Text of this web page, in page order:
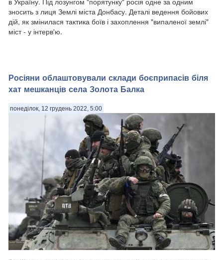
зносить з лиця Землі міста Донбасу. Деталі ведення бойових
дій, як змінилася тактика боїв і захоплення "випаленої землі"
міст - у інтерв'ю.
Росіяни облаштовували склади боєприпасів біля
хат мешканців села Золота Балка
понеділок, 12 грудень 2022, 5:00